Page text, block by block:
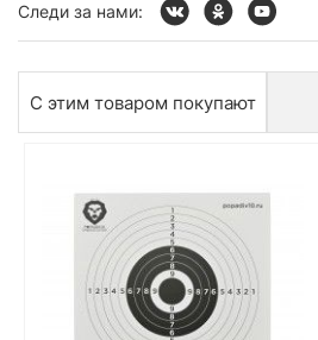
Следи за нами:
С этим товаром покупают